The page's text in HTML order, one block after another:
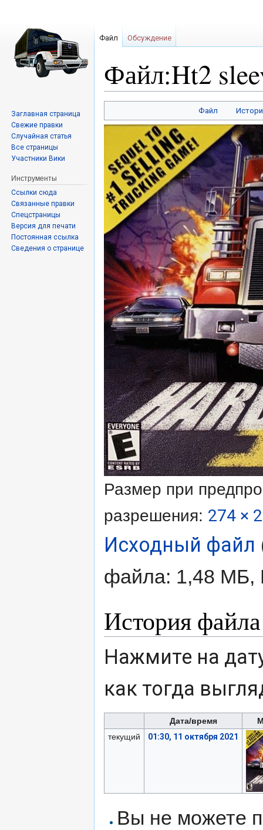
Файл:Ht2
к
навигации
к
Файл
Размер при
разрешения: 274 ×
Исходный файл
файла: 1,48 МБ,
История файла
Нажмите на
как тогда
Дата/время
текущий
01:30, 11 октября 2021
Вы не можете
Файл Обсуждение
Заглавная страница
Свежие правки
Случайная статья
Все страницы
Участники Вики
Инструменты
Ссылки сюда
Связанные правки
Спецстраницы
Версия для печати
Постоянная ссылка
Сведения о странице